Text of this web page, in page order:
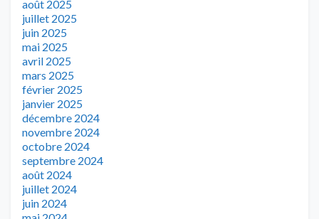
août 2025
juillet 2025
juin 2025
mai 2025
avril 2025
mars 2025
février 2025
janvier 2025
décembre 2024
novembre 2024
octobre 2024
septembre 2024
août 2024
juillet 2024
juin 2024